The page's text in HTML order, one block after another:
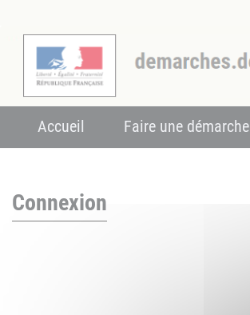
Accueil Faire une démarche
Connexion